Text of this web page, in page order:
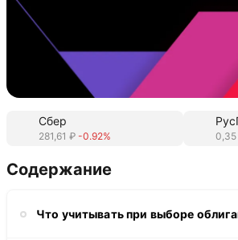
Сбер
281,61 ₽ -0.92%
Содержание
Что учитывать при выборе